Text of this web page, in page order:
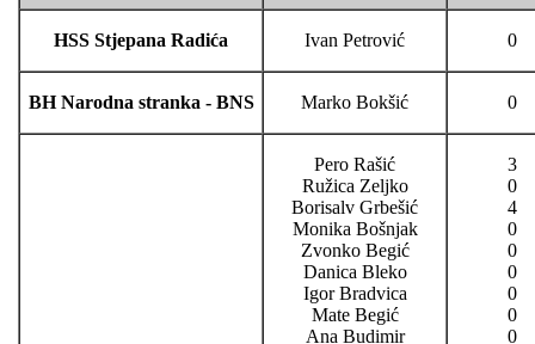
HSS Stjepana Radića Ivan Petrović 0
BH Narodna stranka - BNS Marko Bokšić 0
Pero Rašić
Ružica Zeljko
Borisalv Grbešić
Monika Bošnjak
Zvonko Begić
Danica Bleko
Igor Bradvica
Mate Begić
Ana Budimir
3
0
4
0
0
0
0
0
0